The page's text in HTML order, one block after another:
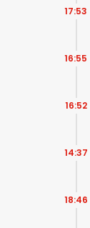
17:53
16:55
16:52
14:37
18:46